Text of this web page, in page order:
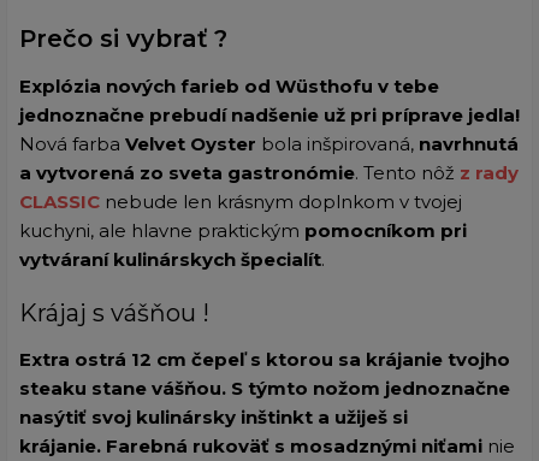
Prečo si vybrať ?
Explózia nových farieb od Wüsthofu v tebe
jednoznačne prebudí nadšenie už pri príprave jedla!
Nová farba Velvet Oyster bola inšpirovaná, navrhnutá
a vytvorená zo sveta gastronómie. Tento nôž z rady
CLASSIC nebude len krásnym doplnkom v tvojej
kuchyni, ale hlavne praktickým pomocníkom pri
vytváraní kulinárskych špecialít.
Krájaj s vášňou !
Extra ostrá 12 cm čepeľ s ktorou sa krájanie tvojho
steaku stane vášňou. S týmto nožom jednoznačne
nasýtiť svoj kulinársky inštinkt a užiješ si
krájanie. Farebná rukoväť s mosadznými niťami nie